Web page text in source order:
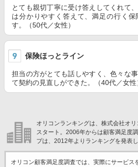
とても親切丁寧に受け答えしてくれて
は分かりやすく答えて、満足の行く
す。（50代／女性）
保険ほっとライン
担当の方がとても話しやすく、色々な
て契約の見直しができた。（40代／女性
オリコンランキングは、株式会社オ
スタート。2006年からは顧客満足度
プは、2012年よりランキングを発表し
オリコン顧客満足度調査では、実際にサービス